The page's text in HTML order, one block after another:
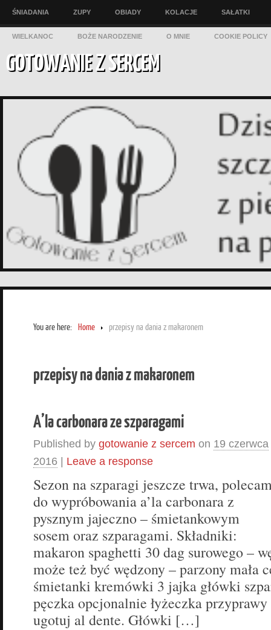
ŚNIADANIA ZUPY OBIADY KOLACJE SAŁATKI
WIELKANOC BOŻE NARODZENIE O MNIE COOKIE POLICY
GOTOWANIE Z SERCEM
You are here: Home przepisy na dania z makaronem
przepisy na dania z makaronem
A’la carbonara ze szparagami
Published by gotowanie z sercem on 19 czerwca
2016 | Leave a response
Sezon na szparagi jeszcze trwa,
do wypróbowania a’la carbonara z
pysznym jajeczno – śmietankowym
sosem oraz szparagami. Składniki:
makaron spaghetti 30 dag surowego –
może też być wędzony – parzony mała
śmietanki kremówki 3 jajka główki
pęczka opcjonalnie łyżeczka
ugotuj al dente. Główki […]